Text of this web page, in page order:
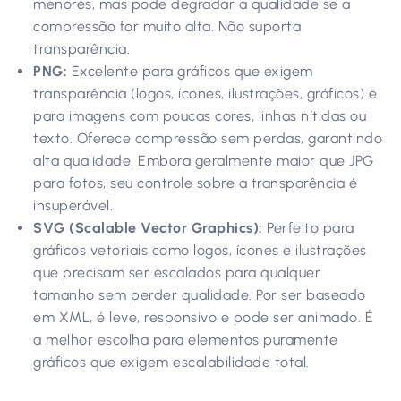
menores, mas pode degradar a qualidade se a
compressão for muito alta. Não suporta
transparência.
PNG: Excelente para gráficos que exigem
transparência (logos, ícones, ilustrações, gráficos) e
para imagens com poucas cores, linhas nítidas ou
texto. Oferece compressão sem perdas, garantindo
alta qualidade. Embora geralmente maior que JPG
para fotos, seu controle sobre a transparência é
insuperável.
SVG (Scalable Vector Graphics): Perfeito para
gráficos vetoriais como logos, ícones e ilustrações
que precisam ser escalados para qualquer
tamanho sem perder qualidade. Por ser baseado
em XML, é leve, responsivo e pode ser animado. É
a melhor escolha para elementos puramente
gráficos que exigem escalabilidade total.